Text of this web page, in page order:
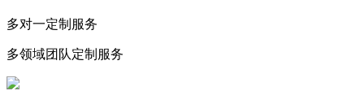
多对一定制服务
多领域团队定制服务